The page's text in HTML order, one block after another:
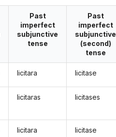
Past
imperfect
subjunctive
tense
licitara
licitaras
licitara
Past
imperfect
subjunctive
(second)
tense
licitase
licitases
licitase